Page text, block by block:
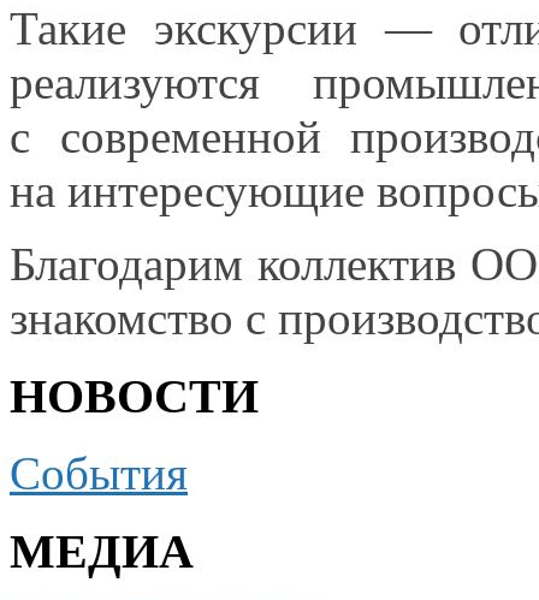
Такие экскурсии —
реализуются
с современной
на интересующие
Благодарим коллектив
знакомство с
НОВОСТИ
События
МЕДИА